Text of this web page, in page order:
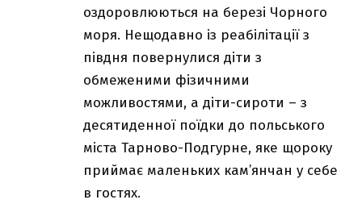
оздоровлюються на березі Чорного
моря. Нещодавно із реабілітації з
півдня повернулися діти з
обмеженими фізичними
можливостями, а діти-сироти – з
десятиденної поїдки до польського
міста Тарново-Подгурне, яке щороку
приймає маленьких кам’янчан у себе
в гостях.